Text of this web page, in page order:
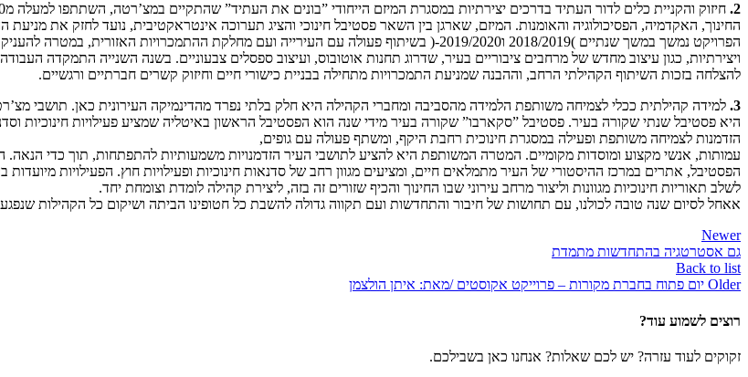
2.
החינוך, האקדמיה, הפסיכולוגיה והאומנות. המיזם, שארגן בין השאר פסטיבל חינוכי והציג תערוכה אינטראקטיבית, נועד לחזק את מניעת
הפרויקט נמשך במשך שנתיים )2018/2019 ו2019/2020-( בשיתוף פעולה עם העירייה ועם מחלקת
ויצירתיות, כגון עיצוב מחדש של מרחבים ציבוריים בעיר, שדרוג תחנות אוטובוס, ועיצוב ספסלים צבעוניים. בשנה השנייה התמקדה
להצלחה בזכות השיתוף הקהילתי הרחב, וההבנה שמניעת התמכרויות מתחילה בבניית כישורי חיים וחיזוק קשרים חברתיים ורגשיים.
3. למידה קהילתית ככלי לצמיחה משותפת הלמידה מהסביבה ומחברי הקהילה היא חלק בלתי נפרד מהדינמיקה העירונית כאן. תושבי
היא פסטיבל שנתי שקורה בעיר. פסטיבל ”סקארבו” שקורה בעיר מידי שנה הוא הפסטיבל הראשון באיטליה שמציע פעילויות חינוכיות
הזדמנות לצמיחה משותפת ופעילה במסגרת חינוכית רחבת היקף, ומשתף פעולה עם גופים,
עמותות, אנשי מקצוע ומוסדות מקומיים. המטרה המשותפת היא להציע לתושבי העיר הזדמנויות משמעותיות להתפתחות, תוך כדי הנאה.
הפסטיבל, אתרים במרכז ההיסטורי של העיר מתמלאים חיים, ומציעים מגוון רחב של סדנאות חינוכיות ופעילויות חוץ. הפעילויות
לשלב תאוריות חינוכיות מגוונות וליצור מרחב עירוני שבו החינוך והכיף שזורים זה בזה, ליצירת קהילה לומדת וצומחת יחד.
אאחל לסיום שנה טובה לכולנו, עם תחושות של חיבור והתחדשות ועם תקווה גדולה להשבת כל חטופינו הביתה ושיקום כל הקהילות
Newer
גם אסטרטגיה בהתחדשות מתמדת
Back to list
Older יום פתוח בחברת מקורות – פרוייקט אקוסטים /מאת: איתן הולצמן
רוצים לשמוע עוד?
זקוקים לעוד עזרה? יש לכם שאלות? אנחנו כאן בשבילכם.